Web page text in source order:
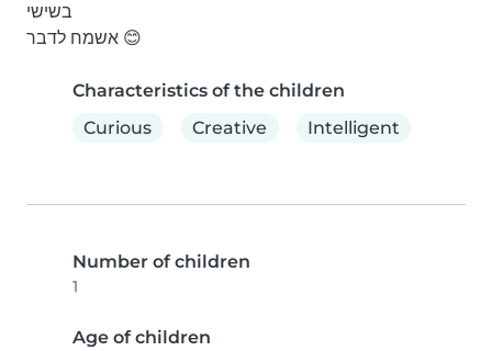
בשישי
אשמח לדבר 😊
Characteristics of the children
Curious
Creative Intelligent
Number of children
1
Age of children